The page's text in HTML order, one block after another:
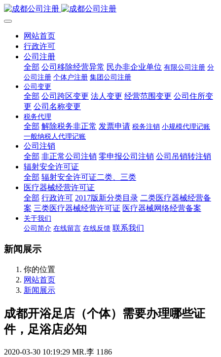
网站首页
行政许可
公司注册
全部 公司移除经营异常 民办非企业单位 有限公司注册 分
公司注册 个体户注册 集团公司注册
公司变更
全部 公司跨区变更 法人变更 经营范围变更 公司住所变
更 公司名称变更
税务代理
全部 解除税务非正常 发票申请 税务注销 小规模代理记账
一般纳税人代理记账
公司注销
全部 非正常公司注销 零申报公司注销 公司吊销转注销
辐射安全许可证
全部 辐射安全许可证二类、三类
医疗器械经营许可证
全部 行政许可 2017版新分类目录 二类医疗器械经营备
案 三类医疗器械经营许可证 医疗器械网络经营备案
关于我们
公司简介 在线留言 在线反馈 联系我们
新闻展示
你的位置
网站首页
新闻展示
成都开浴足店（个体）需要办理哪些证
件，足浴店必知
2020-03-30 10:19:29 MR.李 1186